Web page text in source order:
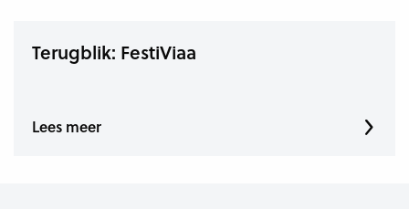
Terugblik: FestiViaa
Lees meer